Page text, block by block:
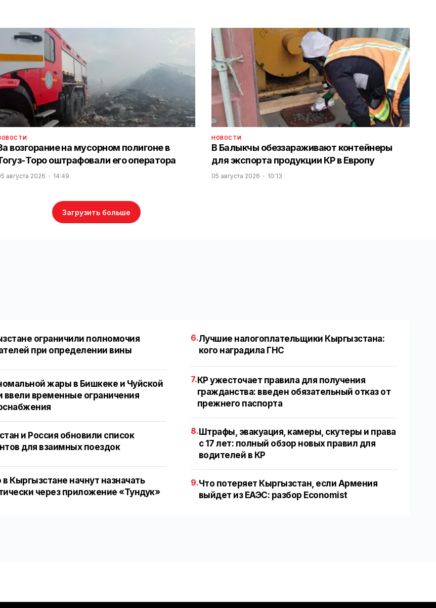
возгорание на мусорном полигоне в
Торо оштрафовали его оператора
августа 2026 14:49
НОВОСТИ
В Балыкчы обеззараживают контейнеры
для экспорта продукции КР в Европу
05 августа 2026 10:13
Загрузить больше
ограничили полномочия
при определении вины
жары в Бишкеке и Чуйской
ввели временные ограничения
и Россия обновили список
для взаимных поездок
Кыргызстане начнут назначать
через приложение «Тундук»
6.Лучшие налогоплательщики Кыргызстана:
кого наградила ГНС
7. КР ужесточает правила для получения
гражданства: введен обязательный отказ от
прежнего паспорта
8. Штрафы, эвакуация, камеры, скутеры и права
с 17 лет: полный обзор новых правил для
водителей в КР
9.Что потеряет Кыргызстан, если Армения
выйдет из ЕАЭС: разбор Economist